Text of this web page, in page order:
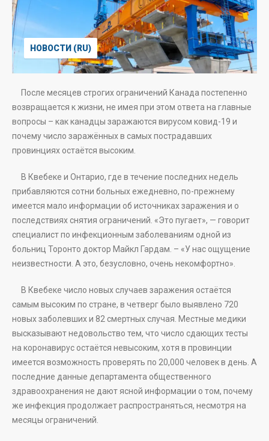
НОВОСТИ (RU)
После месяцев строгих ограничений Канада постепенно
возвращается к жизни, не имея при этом ответа на главные
вопросы – как канадцы заражаются вирусом ковид-19 и
почему число заражённых в самых пострадавших
провинциях остаётся высоким.
В Квебеке и Онтарио, где в течение последних недель
прибавляются сотни больных ежедневно, по-прежнему
имеется мало информации об источниках заражения и о
последствиях снятия ограничений. «Это пугает», — говорит
специалист по инфекционным заболеваниям одной из
больниц Торонто доктор Майкл Гардам. – «У нас ощущение
неизвестности. А это, безусловно, очень некомфортно».
В Квебеке число новых случаев заражения остаётся
самым высоким по стране, в четверг было выявлено 720
новых заболевших и 82 смертных случая. Местные медики
высказывают недовольство тем, что число сдающих тесты
на коронавирус остаётся невысоким, хотя в провинции
имеется возможность проверять по 20,000 человек в день. А
последние данные департамента общественного
здравоохранения не дают ясной информации о том, почему
же инфекция продолжает распространяться, несмотря на
месяцы ограничений.